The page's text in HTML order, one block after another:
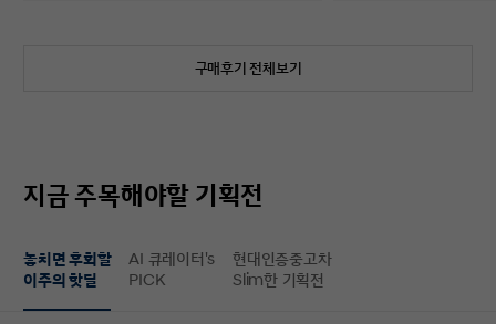
보면 예상과 달라서 후회했다는 이야기도
제공돼서 불안감이 많이 줄었다는
상태가 더 좋아서 만족도가 높았습니다.
중고차지만 관리가 잘 된 차량이라는
느낌이 확실히 들었습니다. 무엇보다
구매후기 전체보기
지금 주목해야할 기획전
놓치면 후회할
이주의 핫딜
AI 큐레이터's
PICK
현대인증중고차
Slim한 기획전